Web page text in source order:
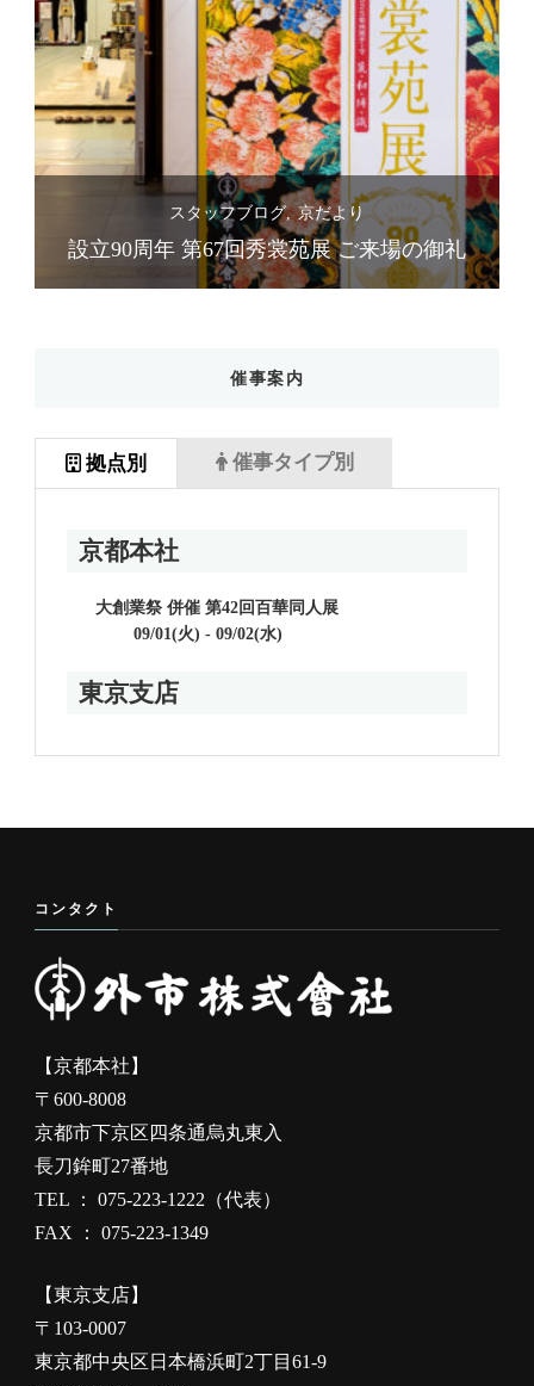
スタッフブログ 京だより
設立90周年 第67回秀裳苑展 ご来場の御礼
催事案内
拠点別
京都本社
大創業祭 併催 第42回百華同人展
09/01(火) - 09/02(水)
東京支店
催事タイプ別
コンタクト
【京都本社】
〒600-8008
京都市下京区四条通烏丸東入
長刀鉾町27番地
TEL ： 075-223-1222（代表）
FAX ： 075-223-1349
【東京支店】
〒103-0007
東京都中央区日本橋浜町2丁目61-9